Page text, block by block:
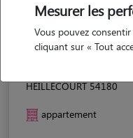
HEILLECOURT 54180
appartement
Mesurer les
Vous pouvez
cliquant sur « Tout